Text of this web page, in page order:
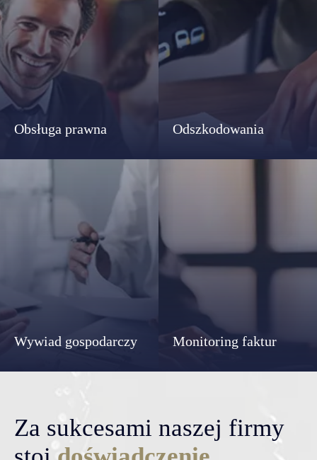
Obsługa prawna Odszkodowania
Wywiad gospodarczy Monitoring faktur
Za sukcesami naszej firmy